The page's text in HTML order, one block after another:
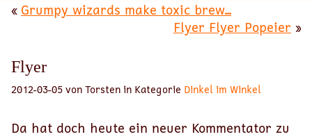
« Grumpy wizards make toxic brew...
Flyer Flyer Popeier »
Flyer
2012-03-05 von Torsten in Kategorie Dinkel im Winkel
Da hat doch heute ein neuer Kommentator zu